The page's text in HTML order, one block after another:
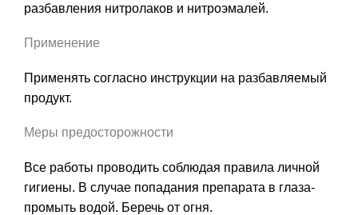
разбавления нитролаков и нитроэмалей.
Применение
Применять согласно инструкции на разбавляемый
продукт.
Меры предосторожности
Все работы проводить соблюдая правила личной
гигиены. В случае попадания препарата в глаза-
промыть водой. Беречь от огня.